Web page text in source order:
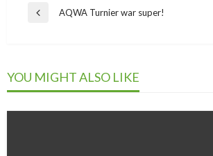
Beitragsnavigation
Previous
AQWA Turnier war super!
YOU MIGHT ALSO LIKE